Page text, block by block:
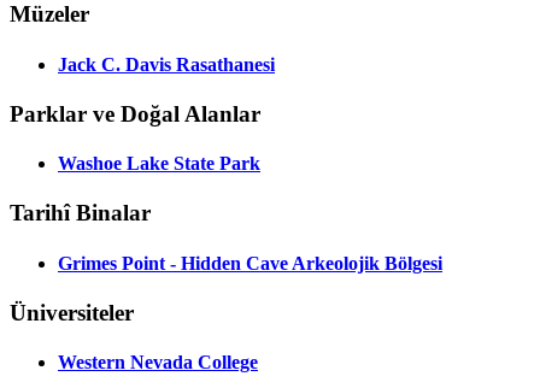
Müzeler
Jack C. Davis Rasathanesi
Parklar ve Doğal Alanlar
Washoe Lake State Park
Tarihî Binalar
Grimes Point - Hidden Cave Arkeolojik Bölgesi
Üniversiteler
Western Nevada College